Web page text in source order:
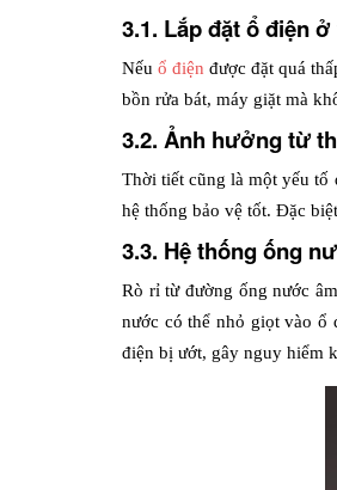
3.1. Lắp đặt ổ điện
Nếu ổ điện được đặt quá
bồn rửa bát, máy giặt mà
3.2. Ảnh hưởng từ
Thời tiết cũng là một yếu tố
hệ thống bảo vệ tốt. Đặc
3.3. Hệ thống ống
Rò rỉ từ đường ống nước
nước có thể nhỏ giọt vào ổ
điện bị ướt, gây nguy hiểm